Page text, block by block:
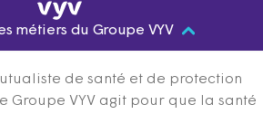
métiers du Groupe VYV
de santé et de protection
Groupe VYV agit pour que la santé